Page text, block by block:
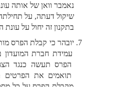
בתקנון זה יחול על עונת
יובהר כי קבלת הפרס מותנת
עמידת חברת המועדון בכל
תואמים את הפרטים בהם